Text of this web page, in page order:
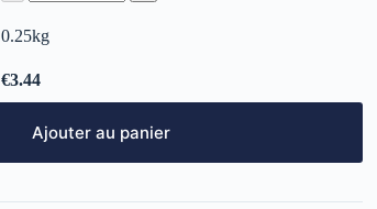
0.25kg
€3.44
Ajouter au panier